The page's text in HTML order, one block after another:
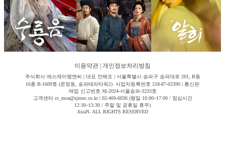
이용약관 개인정보처리방침
주식회사 에스제이엠엔씨 | 대표 안해조 | 서울특별시 송파구 송파대로 201, B동
16층 B-1609호 (문정동, 송파테라타워2) 사업자등록번호 218-87-02390 | 통신판
매업 신고번호 제-2024-서울송파-3233호
고객센터 cs_moa@sjmnc.co.kr | 02-400-6036 (평일 10:00~17:00 / 점심시간
12:30~13:30 / 주말 및 공휴일 휴무)
AsiaN. ALL RIGHTS RESERVED